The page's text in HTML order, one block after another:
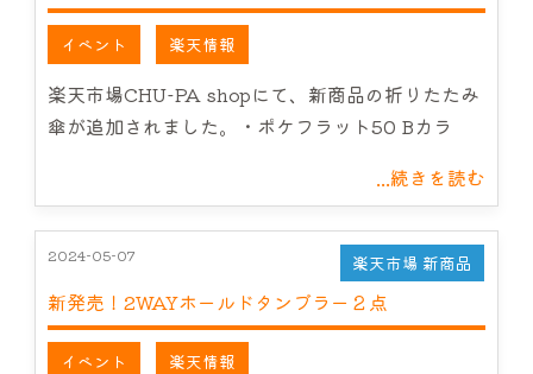
イベント 楽天情報
楽天市場CHU-PA shopにて、新商品の折りたたみ
傘が追加されました。・ポケフラット50 Bカラ
...続きを読む
2024-05-07
新発売！2WAYホールドタンブラー２点
楽天市場 新商品
イベント 楽天情報